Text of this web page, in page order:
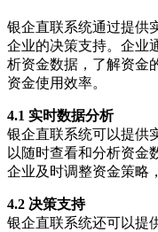
银企直联系统通过提供
企业的决策支持。企业
析资金数据，了解资金
资金使用效率。
4.1 实时数据分析
银企直联系统可以提供
以随时查看和分析资金
企业及时调整资金策略
4.2 决策支持
银企直联系统还可以提